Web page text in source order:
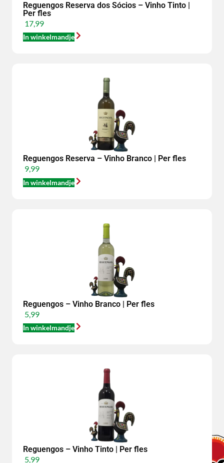
Reguengos Reserva dos Sócios – Vinho Tinto |
Per fles
17,99
In winkelmandje
Reguengos Reserva – Vinho Branco | Per fles
9,99
In winkelmandje
Reguengos – Vinho Branco | Per fles
5,99
In winkelmandje
Reguengos – Vinho Tinto | Per fles
5,99